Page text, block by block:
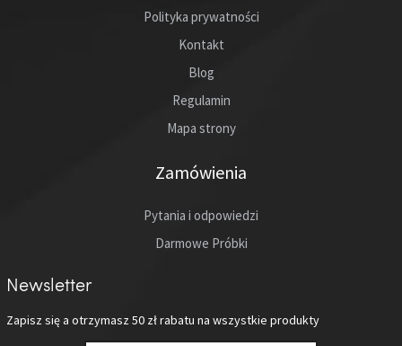
Polityka prywatności
Kontakt
Blog
Regulamin
Mapa strony
Zamówienia
Pytania i odpowiedzi
Darmowe Próbki
Newsletter
Zapisz się a otrzymasz50 złrabatu na wszystkie produkty